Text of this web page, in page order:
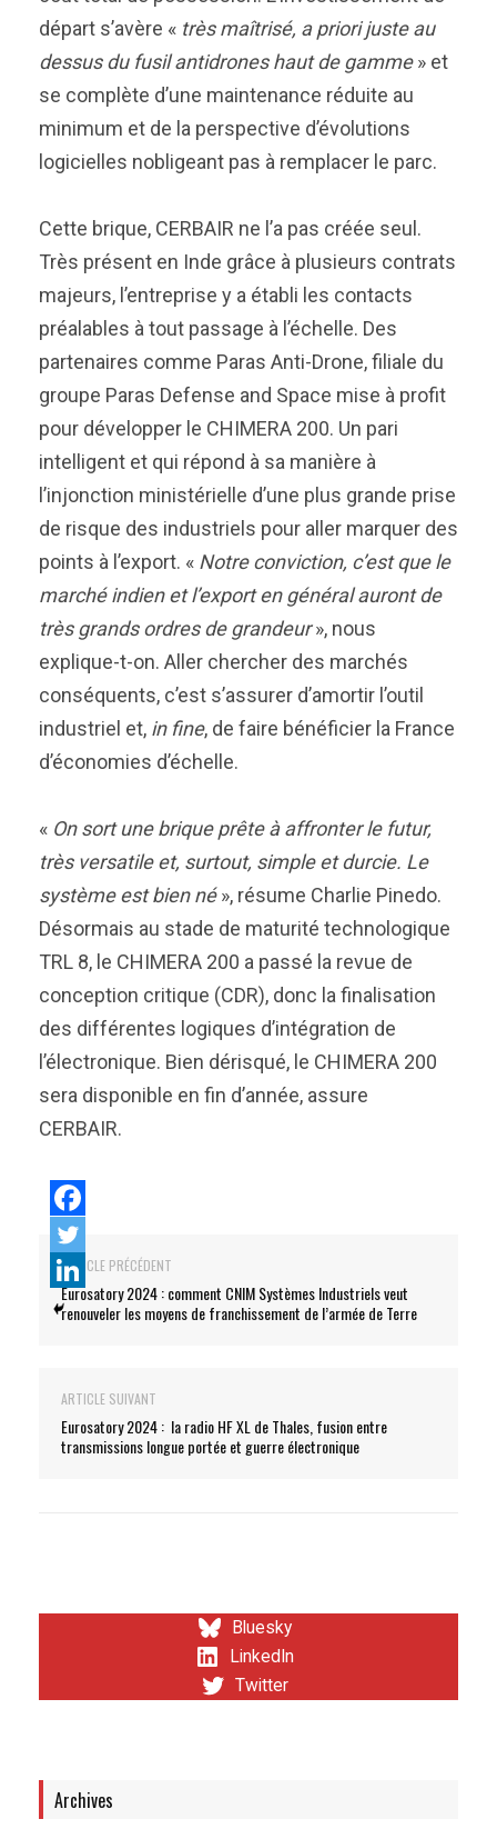
départ s’avère « très maîtrisé, a priori juste au
dessus du fusil antidrones haut de gamme» et
se complète d’une maintenance réduite au
minimum et de la perspective d’évolutions
logicielles nobligeant pas à remplacer le parc.
Cette brique, CERBAIR ne l’a pas créée seul.
Très présent en Inde grâce à plusieurs contrats
majeurs, l’entreprise y a établi les contacts
préalables à tout passage à l’échelle. Des
partenaires comme Paras Anti-Drone, filiale du
groupe Paras Defense and Space mise à profit
pour développer le CHIMERA 200. Un pari
intelligent et qui répond à sa manière à
l’injonction ministérielle d’une plus grande prise
de risque des industriels pour aller marquer des
points à l’export. « Notre conviction, c’est que le
marché indien et l’export en général auront de
très grands ordres de grandeur», nous
explique-t-on. Aller chercher des marchés
conséquents, c’est s’assurer d’amortir l’outil
industriel et, in fine, de faire bénéficier la France
d’économies d’échelle.
« On sort une brique prête à affronter le futur,
très versatile et, surtout, simple et durcie. Le
système est bien né», résume Charlie Pinedo.
Désormais au stade de maturité technologique
TRL 8, le CHIMERA 200 a passé la revue de
conception critique (CDR), donc la finalisation
des différentes logiques d’intégration de
l’électronique. Bien dérisqué, le CHIMERA 200
sera disponible en fin d’année, assure
CERBAIR.
ARTICLE PRÉCÉDENT
Eurosatory 2024 : comment CNIM Systèmes Industriels veut
renouveler les moyens de franchissement de l’armée de Terre
ARTICLE SUIVANT
Eurosatory 2024 : la radio HF XL de Thales, fusion entre
transmissions longue portée et guerre électronique
Bluesky
LinkedIn
Twitter
Archives